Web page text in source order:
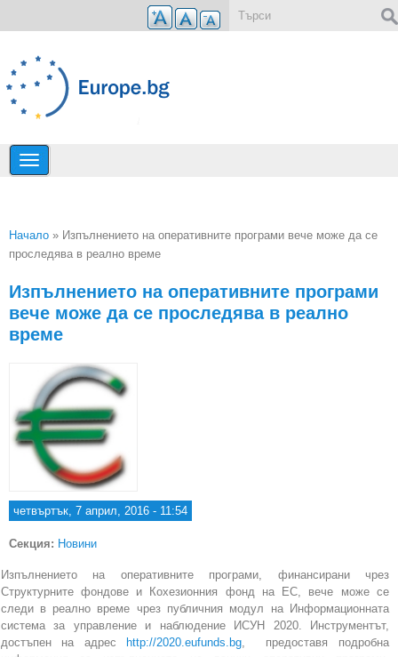
Премини към основното съдържание
Вие сте тук
Начало » Изпълнението на оперативните програми вече може да се
проследява в реално време
Изпълнението на оперативните програми
вече може да се проследява в реално
време
четвъртък, 7 април, 2016 - 11:54
Секция: Новини
Изпълнението на оперативните програми, финансирани чрез
Структурните фондове и Кохезионния фонд на ЕС, вече може се
следи в реално време чрез публичния модул на Информационната
система за управление и наблюдение ИСУН 2020. Инструментът,
достъпен на адрес
http://2020.eufunds.bg, предоставя подробна